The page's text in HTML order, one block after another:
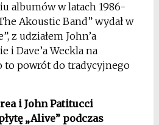
albumów w latach 1986-
Akoustic Band” wydał w
z udziałem John’a
i Dave’a Weckla na
to powrót do tradycyjnego
i John Patitucci
„Alive” podczas